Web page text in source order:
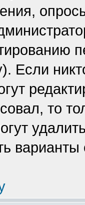
Если
то